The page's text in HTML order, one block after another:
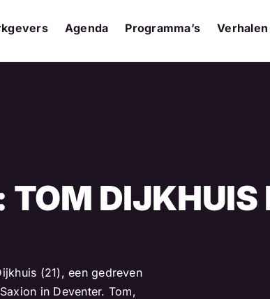
Agenda Programma’s Verhalen
DIJKHUIS
(21), een gedreven
in Deventer. Tom,